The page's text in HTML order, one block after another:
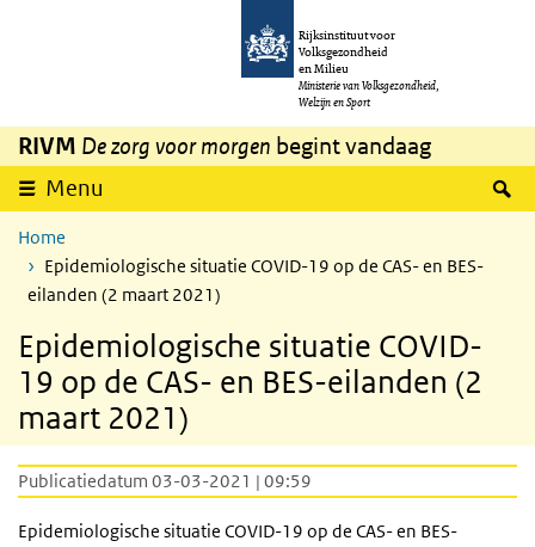
Overslaan en naar de inhoud gaan
Rijksinstituut voor
Volksgezondheid
en Milieu
Ministerie van Volksgezondheid,
Welzijn en Sport
RIVM De zorg voor morgen begint vandaag
Menu
Home
Epidemiologische situatie COVID-19 op de CAS- en BES-
eilanden (2 maart 2021)
Epidemiologische situatie COVID-
19 op de CAS- en BES-eilanden (2
maart 2021)
Publicatiedatum 03-03-2021 | 09:59
Epidemiologische situatie COVID-19 op de CAS- en BES-